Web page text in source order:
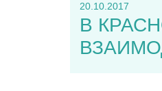
20.10.2017
В